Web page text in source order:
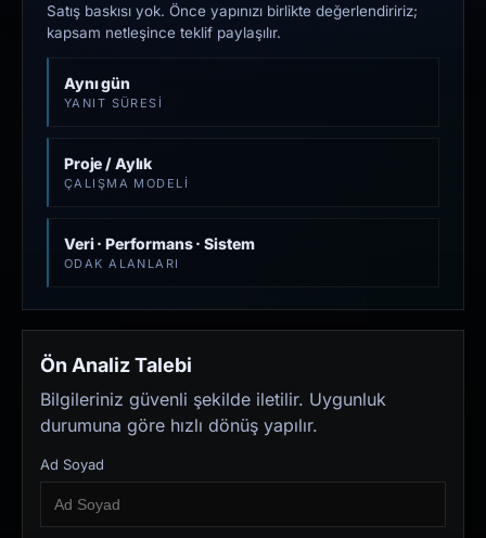
Satış baskısı yok. Önce yapınızı birlikte değerlendiririz;
kapsam netleşince teklif paylaşılır.
Aynı gün
YANIT SÜRESI
Proje / Aylık
ÇALIŞMA MODELI
Veri · Performans · Sistem
ODAK ALANLARI
Ön Analiz Talebi
Bilgileriniz güvenli şekilde iletilir. Uygunluk
durumuna göre hızlı dönüş yapılır.
Ad Soyad